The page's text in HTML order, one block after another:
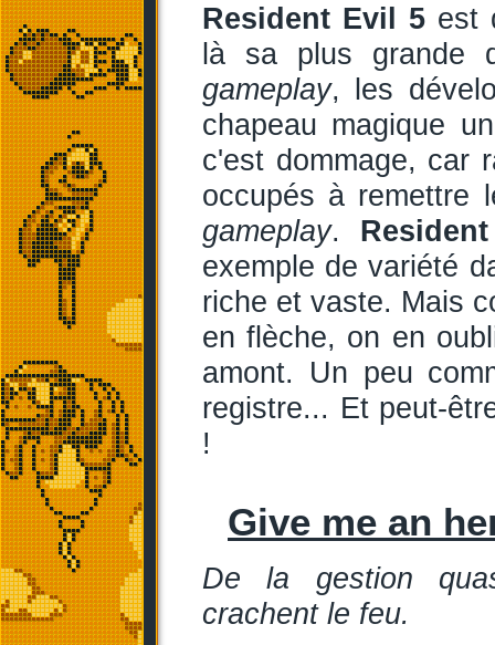
Resident Evil 5est
là sa plus grande
gameplay, les
chapeau magique
c'est dommage, car
occupés à remettre
gameplay.
exemple de variété
riche et vaste. Mais
en flèche, on en
amont. Un peu
registre... Et peut-
!
Give me an
De la gestion
crachent le feu.